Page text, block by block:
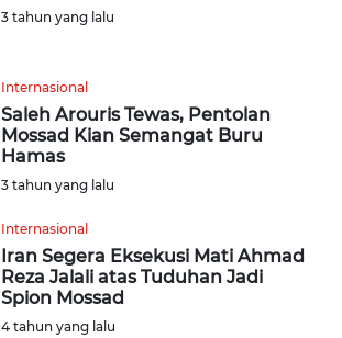
3 tahun yang lalu
Internasional
Saleh Arouris Tewas, Pentolan
Mossad Kian Semangat Buru
Hamas
3 tahun yang lalu
Internasional
Iran Segera Eksekusi Mati Ahmad
Reza Jalali atas Tuduhan Jadi
Spion Mossad
4 tahun yang lalu